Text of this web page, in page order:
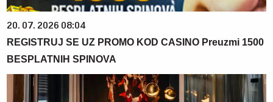
20. 07. 2026 08:04
REGISTRUJ SE UZ PROMO KOD CASINO Preuzmi 1500
BESPLATNIH SPINOVA